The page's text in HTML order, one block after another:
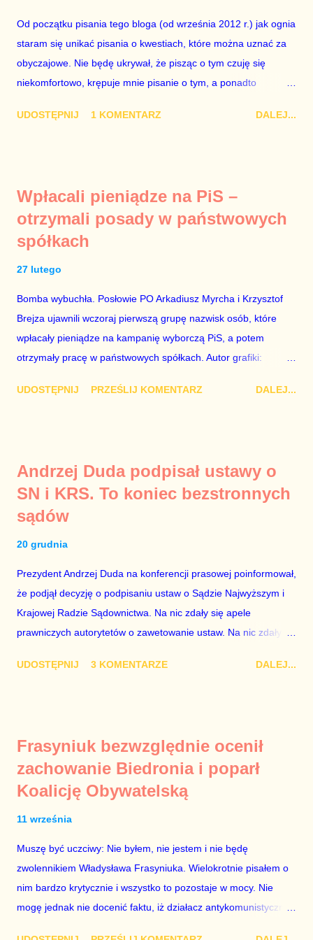
nie chce – ani partia rządząca, ani partie opozycyjne. Jeśli w
siedzibie PiS zapadnie decyzja, aby głosować zgodnie z wolą
Dudy, obowiązkiem każdego przyzwoitego człowieka i
szanującego podstawowe reguły demokraty jest takie
Od początku pisania tego bloga (od września 2012 r.) jak ognia
staram się unikać pisania o kwestiach, które można uznać za
obyczajowe. Nie będę ukrywał, że pisząc o tym czuję się
niekomfortowo, krępuje mnie pisanie o tym, a ponadto
rozumie, wiedzy i zdrowym rozsądku, powinna od kwestii
o seksaferze z udziałem prominentnego polityka partii
rządzącej i – przynajmniej formalnie – drugiej osoby w
państwie, sprawy prywatne nie tylko stają się publiczne, ale też
całego państwa. Zastrzeżenie „jeśli są prawdziwe” jest
konieczne, ponieważ mamy do czynienia z medium o
wyjątkowo wątpliwej reputacji, ale mimo upływu czasu,
informacje nie zostały w żaden sposób zdementowane, a
oskarżany polityk milczy. Tygod...
UDOSTĘPNIJ 1 KOMENTARZ DALEJ...
Wpłacali pieniądze na PiS –
otrzymali posady w państwowych
spółkach
27 lutego
Bomba wybuchła. Posłowie PO Arkadiusz Myrcha i Krzysztof
Brejza ujawnili wczoraj pierwszą grupę nazwisk osób, które
wpłacały pieniądze na kampanię wyborczą PiS, a potem
otrzymały pracę w państwowych spółkach. Autor grafiki:
polityków PO na ten temat. Pokazanie kilkunastu przypadków
PiS, a następnie uzyskują stanowiska w spółkach Skarbu
Państwa ze względu na to, że partia PiS obsadziła zarządy
tych spółek i wymienia profesjonalistów na kadry partyjne.
które zawsze może się zdarzyć, a polegającym na tym, że
osoba z kwalifikacjami wpłaca na partię polityczną, a następnie
obejmuje prace w spółce, która jest zarządzana pośrednio
przez ta partię. Przeciwnie. Przedstawienie pierwszej gr...
UDOSTĘPNIJ PRZEŚLIJ KOMENTARZ DALEJ...
Andrzej Duda podpisał ustawy o
SN i KRS. To koniec bezstronnych
sądów
20 grudnia
Prezydent Andrzej Duda na konferencji prasowej poinformował,
że podjął decyzję o podpisaniu ustaw o Sądzie Najwyższym i
Krajowej Radzie Sądownictwa. Na nic zdały się apele
prawniczych autorytetów o zawetowanie ustaw. Na nic zdały
ostatecznie zniszczy niezależność sądów od woli polityków. To
Ziobro. Żenujące są tłumaczenia Dudy, że podpisał ustawy, bo
to jego ustawy. Prawda jest taka, że poprawki partii rządzącej
do tych ustaw były bardziej obszerne niż projekty ustaw
wyłącznie o jego władzę nad sądownictwem kosztem władzy
Zbigniewa Ziobry. W poprzednich ustawach Ziobro miał 100%
władzy nad sądami, a Duda 0%. W nowych ustawach Ziobro
ma 90...
UDOSTĘPNIJ 3 KOMENTARZE DALEJ...
Frasyniuk bezwzględnie ocenił
zachowanie Biedronia i poparł
Koalicję Obywatelską
11 września
Muszę być uczciwy: Nie byłem, nie jestem i nie będę
zwolennikiem Władysława Frasyniuka. Wielokrotnie pisałem o
nim bardzo krytycznie i wszystko to pozostaje w mocy. Nie
mogę jednak nie docenić faktu, iż działacz antykomunistycznej